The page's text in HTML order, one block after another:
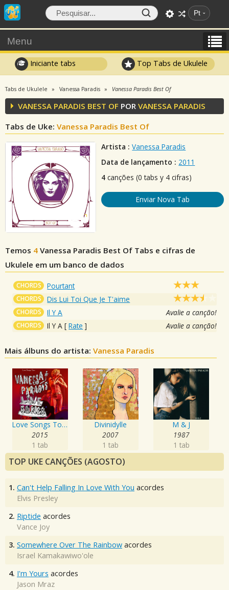
Pt
Menu
Iniciante tabs Top Tabs de Ukulele
Tabs de Ukulele Vanessa Paradis Vanessa Paradis Best Of
VANESSA PARADIS BEST OF POR VANESSA PARADIS
Tabs de Uke: Vanessa Paradis Best Of
Artista : Vanessa Paradis
Data de lançamento : 2011
4 canções (0 tabs y 4 cifras)
Enviar Nova Tab
Temos 4 Vanessa Paradis Best Of Tabs e cifras de
Ukulele em um banco de dados
CHORDS Pourtant
CHORDS Dis Lui Toi Que Je T'aime
CHORDS Il Y A Avalie a canção!
CHORDS Il Y A [Rate ] Avalie a canção!
Mais álbuns do artista:Vanessa Paradis
Love Songs Tour
2015
1 tab
Divinidylle
2007
1 tab
M & J
1987
1 tab
TOP UKE CANÇÕES (AGOSTO)
1. Can't Help Falling In Love With You acordes
Elvis Presley
2. Riptide acordes
Vance Joy
3. Somewhere Over The Rainbow acordes
Israel Kamakawiwo'ole
4. I'm Yours acordes
Jason Mraz